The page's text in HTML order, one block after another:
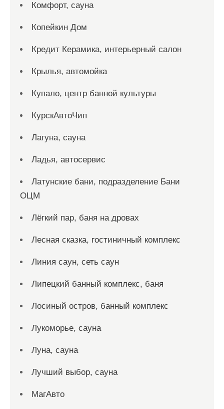
Комфорт, сауна
Копейкин Дом
Кредит Керамика, интерьерный салон
Крылья, автомойка
Купало, центр банной культуры
КурскАвтоЧип
Лагуна, сауна
Ладья, автосервис
Латунские бани, подразделение Бани
ОЦМ
Лёгкий пар, баня на дровах
Лесная сказка, гостиничный комплекс
Линия саун, сеть саун
Липецкий банный комплекс, баня
Лосиный остров, банный комплекс
Лукоморье, сауна
Луна, сауна
Лучший выбор, сауна
МагАвто